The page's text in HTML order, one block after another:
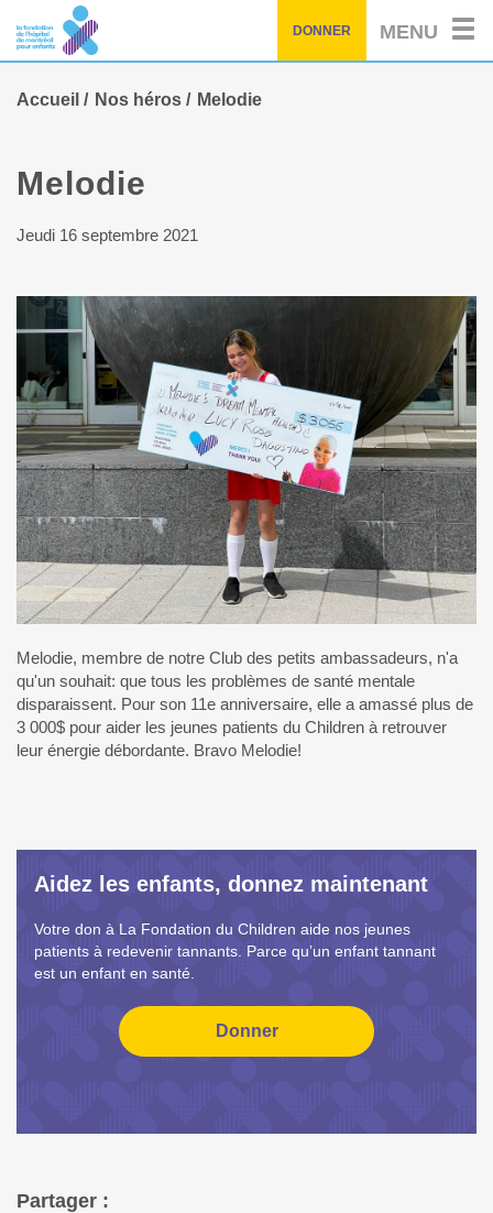
contenu
DONNER MENU
Accueil Nos héros Melodie
Melodie
Jeudi 16 septembre 2021
Melodie, membre de notre Club des petits ambassadeurs, n'a
qu'un souhait: que tous les problèmes de santé mentale
disparaissent. Pour son 11e anniversaire, elle a amassé plus de
3 000$ pour aider les jeunes patients du Children à retrouver
leur énergie débordante. Bravo Melodie!
Aidez les enfants, donnez maintenant
Votre don à La Fondation du Children aide nos jeunes
patients à redevenir tannants. Parce qu’un enfant tannant
est un enfant en santé.
Partager :